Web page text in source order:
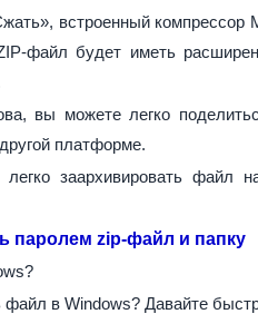
встроенный компрессор
файл будет иметь
вы можете легко
платформе.
заархивировать файл
паролем zip-файл и папку
файл в Windows? Давайте